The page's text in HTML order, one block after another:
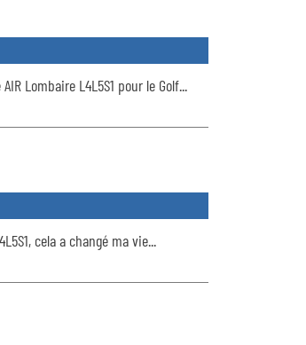
Lombaire L4L5S1 pour le Golf...
cela a changé ma vie...